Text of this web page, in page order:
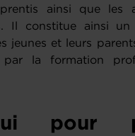
ainsi que les
Il constitue ainsi un
jeunes et leurs
la formation
pour